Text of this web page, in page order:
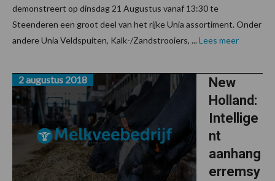
demonstreert op dinsdag 21 Augustus vanaf 13:30 te
Steenderen een groot deel van het rijke Unia assortiment. Onder
andere Unia Veldspuiten, Kalk-/Zandstrooiers, ... Lees meer
New
Holland:
Intellige
nt
aanhang
erremsy
2 augustus 2018